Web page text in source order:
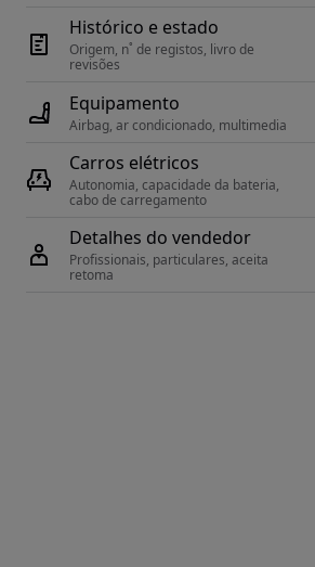
Histórico e estado
Origem, n˚ de registos, livro de
revisões
Equipamento
Airbag, ar condicionado, multimedia
Carros elétricos
Autonomia, capacidade da bateria,
cabo de carregamento
Detalhes do vendedor
Profissionais, particulares, aceita
retoma